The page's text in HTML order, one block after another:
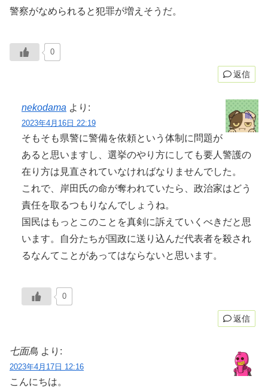
警察がなめられると犯罪が増えそうだ。
0
返信
nekodama より:
2023年4月16日 22:19
そもそも県警に警備を依頼という体制に問題が
あると思いますし、選挙のやり方にしても要人警護の
在り方は見直されていなければなりませんでした。
これで、岸田氏の命が奪われていたら、政治家はどう
責任を取るつもりなんでしょうね。
国民はもっとこのことを真剣に訴えていくべきだと思
います。自分たちが国政に送り込んだ代表者を殺され
るなんてことがあってはならないと思います。
0
返信
七面鳥 より:
2023年4月17日 12:16
こんにちは。